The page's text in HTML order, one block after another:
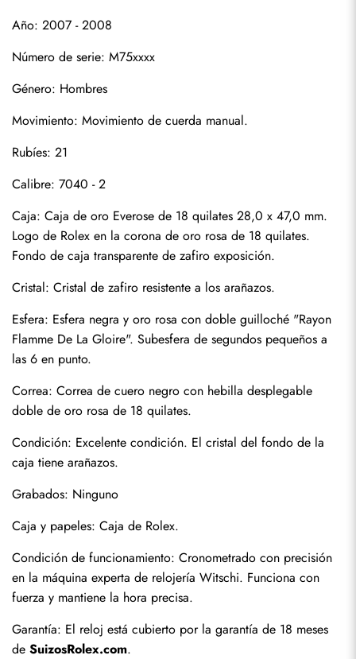
Año: 2007 - 2008
Número de serie: M75xxxx
Género: Hombres
Movimiento: Movimiento de cuerda manual.
Rubíes: 21
Calibre: 7040 - 2
Caja: Caja de oro Everose de 18 quilates 28,0 x 47,0 mm.
Logo de Rolex en la corona de oro rosa de 18 quilates.
Fondo de caja transparente de zafiro exposición.
Cristal: Cristal de zafiro resistente a los arañazos.
Esfera: Esfera negra y oro rosa con doble guilloché "Rayon
Flamme De La Gloire". Subesfera de segundos pequeños a
las 6 en punto.
Correa: Correa de cuero negro con hebilla desplegable
doble de oro rosa de 18 quilates.
Condición: Excelente condición. El cristal del fondo de la
caja tiene arañazos.
Grabados: Ninguno
Caja y papeles: Caja de Rolex.
Condición de funcionamiento: Cronometrado con precisión
en la máquina experta de relojería Witschi. Funciona con
fuerza y mantiene la hora precisa.
Garantía: El reloj está cubierto por la garantía de 18 meses
de SuizosRolex.com.
Enviar